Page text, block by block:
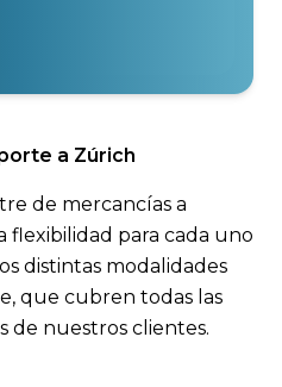
a Zúrich
de mercancías a
flexibilidad para cada uno
distintas modalidades
que cubren todas las
de nuestros clientes.